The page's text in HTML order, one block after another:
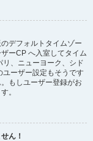
デフォルトタイムゾー
ーCP へ入室してタイム
、ニューヨーク、シド
ユーザー設定もそうです
もしユーザー登録がお
。
ん！